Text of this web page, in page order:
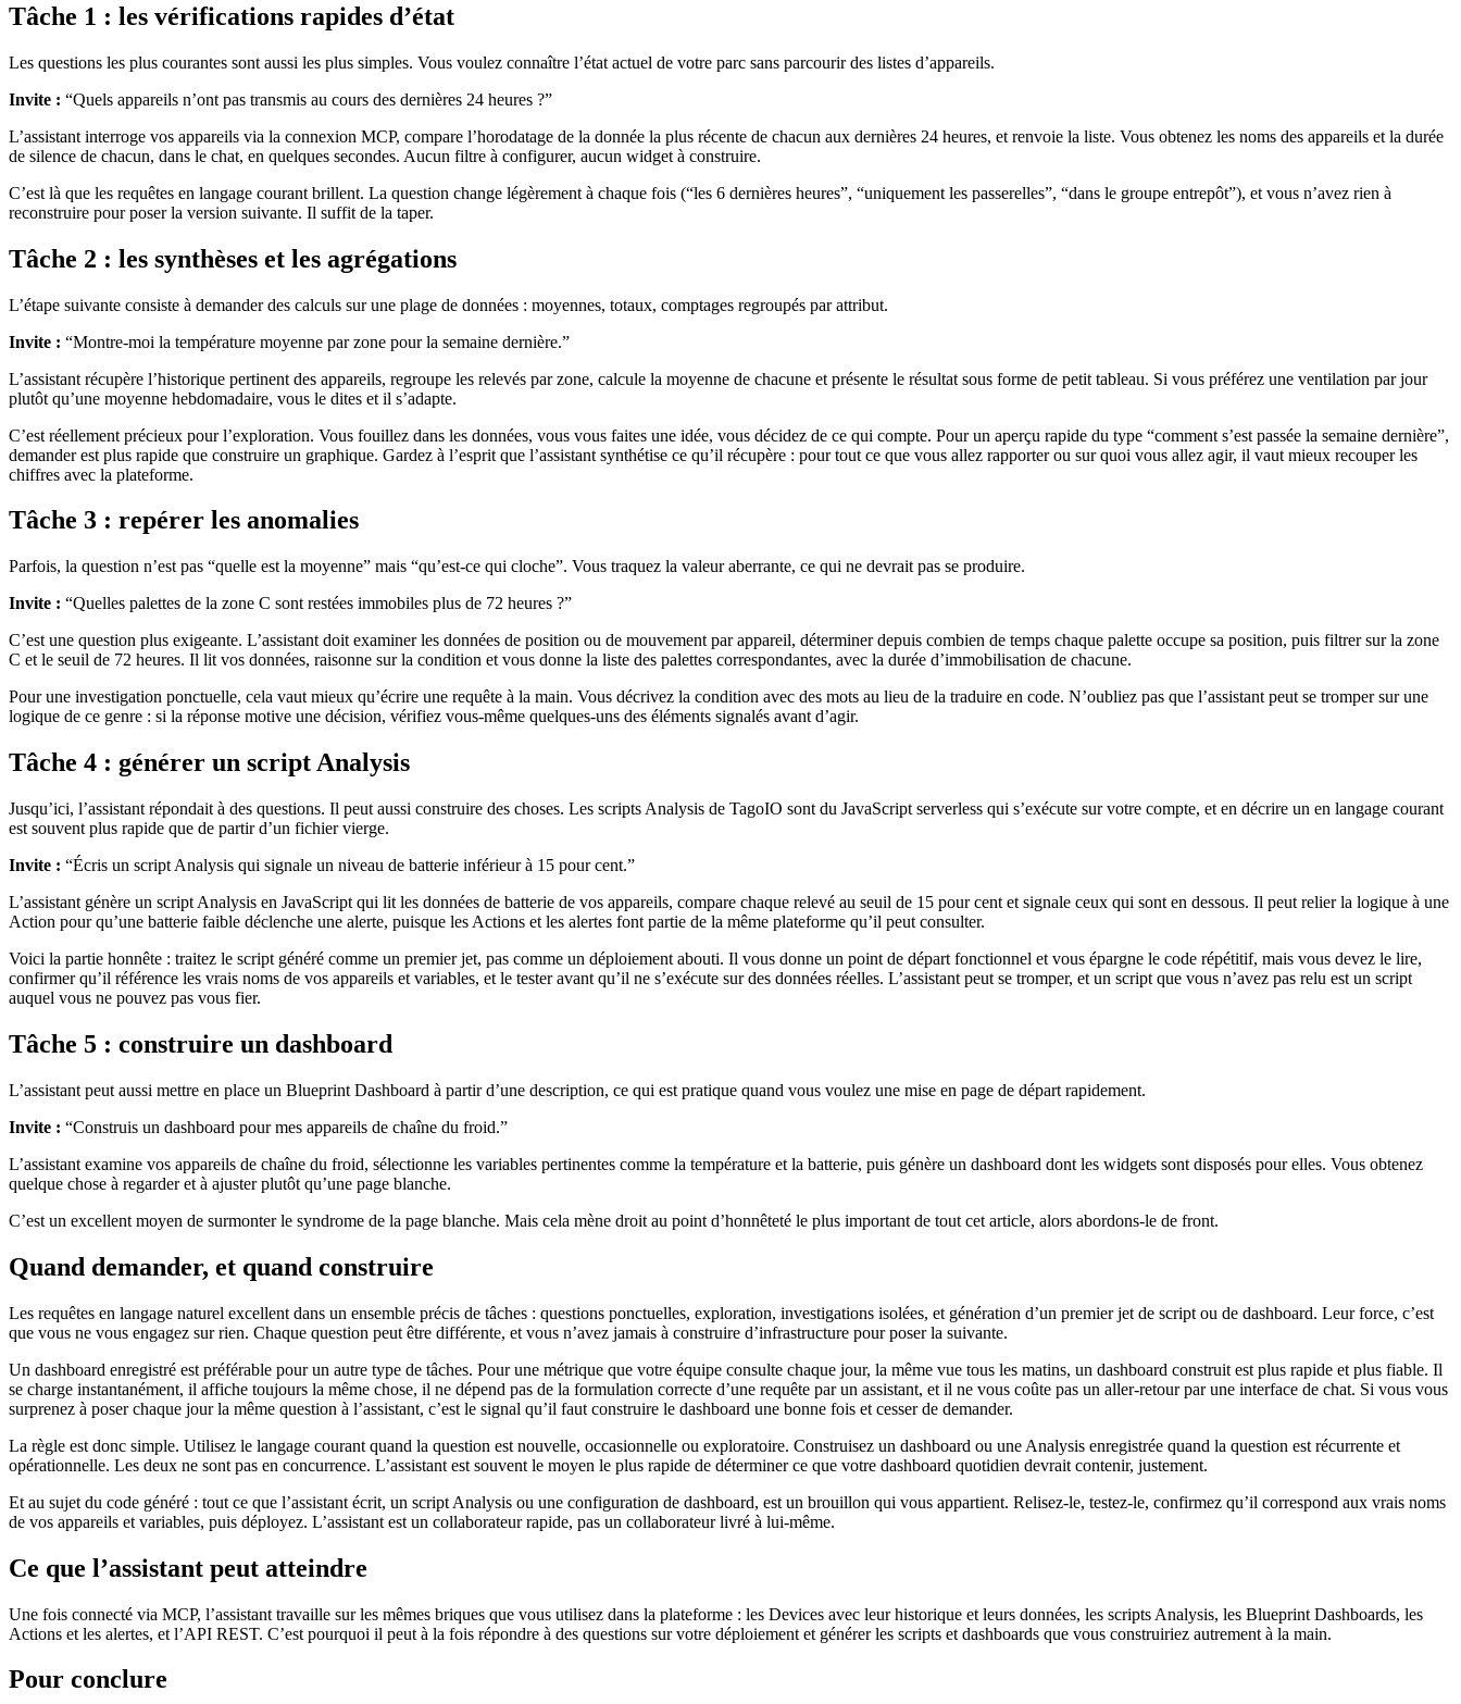
Tâche 1 : les vérifications rapides d’état
Les questions les plus courantes sont aussi les plus simples. Vous voulez connaître l’état actuel de votre parc sans parcourir des listes d’appareils.
Invite : “Quels appareils n’ont pas transmis au cours des dernières 24 heures ?”
L’assistant interroge vos appareils via la connexion MCP, compare l’horodatage de la donnée la plus récente de chacun aux dernières 24 heures, et renvoie la liste. Vous obtenez les noms des appareils et la durée
de silence de chacun, dans le chat, en quelques secondes. Aucun filtre à configurer, aucun widget à construire.
C’est là que les requêtes en langage courant brillent. La question change légèrement à chaque fois (“les 6 dernières heures”, “uniquement les passerelles”, “dans le groupe entrepôt”), et vous n’avez rien à
reconstruire pour poser la version suivante. Il suffit de la taper.
Tâche 2 : les synthèses et les agrégations
L’étape suivante consiste à demander des calculs sur une plage de données : moyennes, totaux, comptages regroupés par attribut.
Invite : “Montre-moi la température moyenne par zone pour la semaine dernière.”
L’assistant récupère l’historique pertinent des appareils, regroupe les relevés par zone, calcule la moyenne de chacune et présente le résultat sous forme de petit tableau. Si vous préférez une ventilation par jour
plutôt qu’une moyenne hebdomadaire, vous le dites et il s’adapte.
C’est réellement précieux pour l’exploration. Vous fouillez dans les données, vous vous faites une idée, vous décidez de ce qui compte. Pour un aperçu rapide du type “comment s’est passée la semaine dernière”,
demander est plus rapide que construire un graphique. Gardez à l’esprit que l’assistant synthétise ce qu’il récupère : pour tout ce que vous allez rapporter ou sur quoi vous allez agir, il vaut mieux recouper les
chiffres avec la plateforme.
Tâche 3 : repérer les anomalies
Parfois, la question n’est pas “quelle est la moyenne” mais “qu’est-ce qui cloche”. Vous traquez la valeur aberrante, ce qui ne devrait pas se produire.
Invite : “Quelles palettes de la zone C sont restées immobiles plus de 72 heures ?”
C’est une question plus exigeante. L’assistant doit examiner les données de position ou de mouvement par appareil, déterminer depuis combien de temps chaque palette occupe sa position, puis filtrer sur la zone
C et le seuil de 72 heures. Il lit vos données, raisonne sur la condition et vous donne la liste des palettes correspondantes, avec la durée d’immobilisation de chacune.
Pour une investigation ponctuelle, cela vaut mieux qu’écrire une requête à la main. Vous décrivez la condition avec des mots au lieu de la traduire en code. N’oubliez pas que l’assistant peut se tromper sur une
logique de ce genre : si la réponse motive une décision, vérifiez vous-même quelques-uns des éléments signalés avant d’agir.
Tâche 4 : générer un script Analysis
Jusqu’ici, l’assistant répondait à des questions. Il peut aussi construire des choses. Les scripts Analysis de TagoIO sont du JavaScript serverless qui s’exécute sur votre compte, et en décrire un en langage courant
est souvent plus rapide que de partir d’un fichier vierge.
Invite : “Écris un script Analysis qui signale un niveau de batterie inférieur à 15 pour cent.”
L’assistant génère un script Analysis en JavaScript qui lit les données de batterie de vos appareils, compare chaque relevé au seuil de 15 pour cent et signale ceux qui sont en dessous. Il peut relier la logique à une
Action pour qu’une batterie faible déclenche une alerte, puisque les Actions et les alertes font partie de la même plateforme qu’il peut consulter.
Voici la partie honnête : traitez le script généré comme un premier jet, pas comme un déploiement abouti. Il vous donne un point de départ fonctionnel et vous épargne le code répétitif, mais vous devez le lire,
confirmer qu’il référence les vrais noms de vos appareils et variables, et le tester avant qu’il ne s’exécute sur des données réelles. L’assistant peut se tromper, et un script que vous n’avez pas relu est un script
auquel vous ne pouvez pas vous fier.
Tâche 5 : construire un dashboard
L’assistant peut aussi mettre en place un Blueprint Dashboard à partir d’une description, ce qui est pratique quand vous voulez une mise en page de départ rapidement.
Invite : “Construis un dashboard pour mes appareils de chaîne du froid.”
L’assistant examine vos appareils de chaîne du froid, sélectionne les variables pertinentes comme la température et la batterie, puis génère un dashboard dont les widgets sont disposés pour elles. Vous obtenez
quelque chose à regarder et à ajuster plutôt qu’une page blanche.
C’est un excellent moyen de surmonter le syndrome de la page blanche. Mais cela mène droit au point d’honnêteté le plus important de tout cet article, alors abordons-le de front.
Quand demander, et quand construire
Les requêtes en langage naturel excellent dans un ensemble précis de tâches : questions ponctuelles, exploration, investigations isolées, et génération d’un premier jet de script ou de dashboard. Leur force, c’est
que vous ne vous engagez sur rien. Chaque question peut être différente, et vous n’avez jamais à construire d’infrastructure pour poser la suivante.
Un dashboard enregistré est préférable pour un autre type de tâches. Pour une métrique que votre équipe consulte chaque jour, la même vue tous les matins, un dashboard construit est plus rapide et plus fiable. Il
se charge instantanément, il affiche toujours la même chose, il ne dépend pas de la formulation correcte d’une requête par un assistant, et il ne vous coûte pas un aller-retour par une interface de chat. Si vous vous
surprenez à poser chaque jour la même question à l’assistant, c’est le signal qu’il faut construire le dashboard une bonne fois et cesser de demander.
La règle est donc simple. Utilisez le langage courant quand la question est nouvelle, occasionnelle ou exploratoire. Construisez un dashboard ou une Analysis enregistrée quand la question est récurrente et
opérationnelle. Les deux ne sont pas en concurrence. L’assistant est souvent le moyen le plus rapide de déterminer ce que votre dashboard quotidien devrait contenir, justement.
Et au sujet du code généré : tout ce que l’assistant écrit, un script Analysis ou une configuration de dashboard, est un brouillon qui vous appartient. Relisez-le, testez-le, confirmez qu’il correspond aux vrais noms
de vos appareils et variables, puis déployez. L’assistant est un collaborateur rapide, pas un collaborateur livré à lui-même.
Ce que l’assistant peut atteindre
Une fois connecté via MCP, l’assistant travaille sur les mêmes briques que vous utilisez dans la plateforme : les Devices avec leur historique et leurs données, les scripts Analysis, les Blueprint Dashboards, les
Actions et les alertes, et l’API REST. C’est pourquoi il peut à la fois répondre à des questions sur votre déploiement et générer les scripts et dashboards que vous construiriez autrement à la main.
Pour conclure